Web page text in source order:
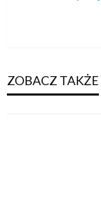
ZOBACZ TAKŻE